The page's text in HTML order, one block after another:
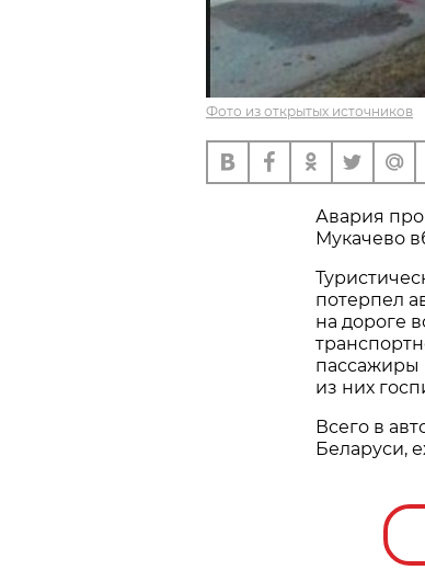
Фото из открытых источников
Авария
Мукачево
потерпел
на дороге
из них
Всего в
Беларуси,